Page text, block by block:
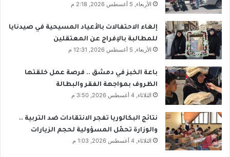
الأربعاء, 5 أغسطس 2026, 2:18 م
إلغاء الاحتفالات بالأعياد المسيحية في صيدنايا
للمطالبة بالإفراج عن المعتقلين
الأربعاء, 5 أغسطس 2026, 12:31 م
باعة الخبز في دمشق .. فرصة عمل خلقتها
الظروف بمواجهة الفقر والبطالة
الثلاثاء, 4 أغسطس 2026, 3:50 م
نتائج البكالوريا تفجر الانتقادات ضد التربية ..
والوزارة تحمّل المسؤولية لحجم الزيارات
الثلاثاء, 4 أغسطس 2026, 1:03 م